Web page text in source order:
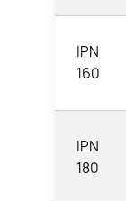
IPN
160
IPN
180